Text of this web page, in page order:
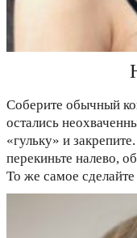
Соберите обычный
остались
«гульку» и
перекиньте налево,
То же самое